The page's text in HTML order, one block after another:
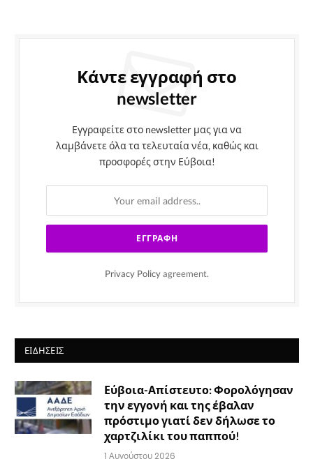
Κάντε εγγραφή στο
newsletter
Εγγραφείτε στο newsletter μας για να
λαμβάνετε όλα τα τελευταία νέα, καθώς και
προσφορές στην Εύβοια!
Privacy Policy agreement.
ΕΙΔΉΣΕΙΣ
Εύβοια-Απίστευτο: Φορολόγησαν
την εγγονή και της έβαλαν
πρόστιμο γιατί δεν δήλωσε το
χαρτζιλίκι του παππού!
1 Αυγούστου 2026